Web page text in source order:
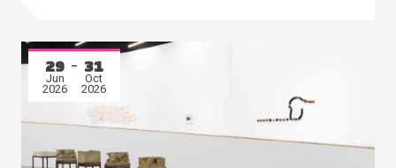
29
Jun
2026
31
Oct
2026